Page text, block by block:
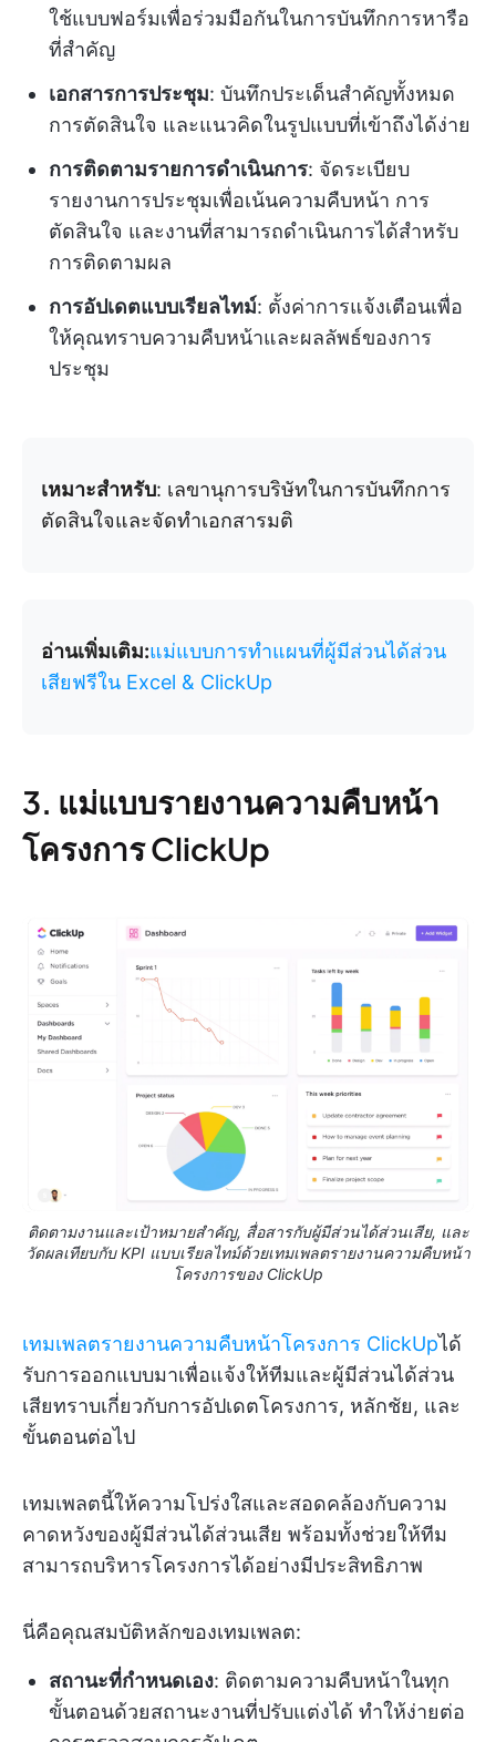
ใช้แบบฟอร์มเพื่อร่วมมือกันในการบันทึกการหารือ
ที่สำคัญ
เอกสารการประชุม: บันทึกประเด็นสำคัญทั้งหมด
การตัดสินใจ และแนวคิดในรูปแบบที่เข้าถึงได้ง่าย
การติดตามรายการดำเนินการ: จัดระเบียบ
รายงานการประชุมเพื่อเน้นความคืบหน้า การ
ตัดสินใจ และงานที่สามารถดำเนินการได้สำหรับ
การติดตามผล
การอัปเดตแบบเรียลไทม์: ตั้งค่าการแจ้งเตือนเพื่อ
ให้คุณทราบความคืบหน้าและผลลัพธ์ของการ
ประชุม
เหมาะสำหรับ: เลขานุการบริษัทในการบันทึกการ
ตัดสินใจและจัดทำเอกสารมติ
อ่านเพิ่มเติม:แม่แบบการทำแผนที่ผู้มีส่วนได้ส่วน
เสียฟรีใน Excel & ClickUp
3. แม่แบบรายงานความคืบหน้า
โครงการ ClickUp
ติดตามงานและเป้าหมายสำคัญ, สื่อสารกับผู้มีส่วนได้ส่วนเสีย, และ
วัดผลเทียบกับ KPI แบบเรียลไทม์ด้วยเทมเพลตรายงานความคืบหน้า
โครงการของ ClickUp
เทมเพลตรายงานความคืบหน้าโครงการ ClickUpได้
รับการออกแบบมาเพื่อแจ้งให้ทีมและผู้มีส่วนได้ส่วน
เสียทราบเกี่ยวกับการอัปเดตโครงการ, หลักชัย, และ
ขั้นตอนต่อไป
เทมเพลตนี้ให้ความโปร่งใสและสอดคล้องกับความ
คาดหวังของผู้มีส่วนได้ส่วนเสีย พร้อมทั้งช่วยให้ทีม
สามารถบริหารโครงการได้อย่างมีประสิทธิภาพ
นี่คือคุณสมบัติหลักของเทมเพลต:
สถานะที่กำหนดเอง: ติดตามความคืบหน้าในทุก
ขั้นตอนด้วยสถานะงานที่ปรับแต่งได้ ทำให้ง่ายต่อ